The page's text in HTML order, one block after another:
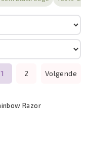
1 2 Volgende
Razor